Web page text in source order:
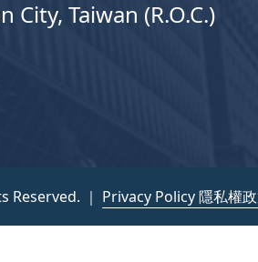
City, Taiwan (R.O.C.)
｜ Privacy Policy 隱私權